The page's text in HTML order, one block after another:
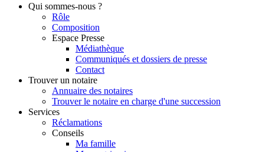
Qui sommes-nous ?
Rôle
Composition
Espace Presse
Médiathèque
Communiqués et dossiers de presse
Contact
Trouver un notaire
Annuaire des notaires
Trouver le notaire en charge d'une succession
Services
Réclamations
Conseils
Ma famille